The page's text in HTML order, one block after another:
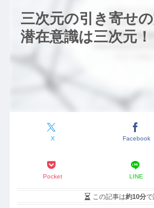
三次元の引き寄せ
潜在意識は三次元！
X Facebook
Pocket LINE
この記事は約10分で